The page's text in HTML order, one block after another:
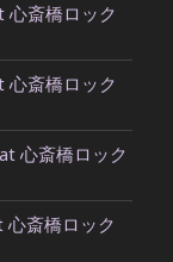
斎橋ロック
斎橋ロック
心斎橋ロック
斎橋ロック